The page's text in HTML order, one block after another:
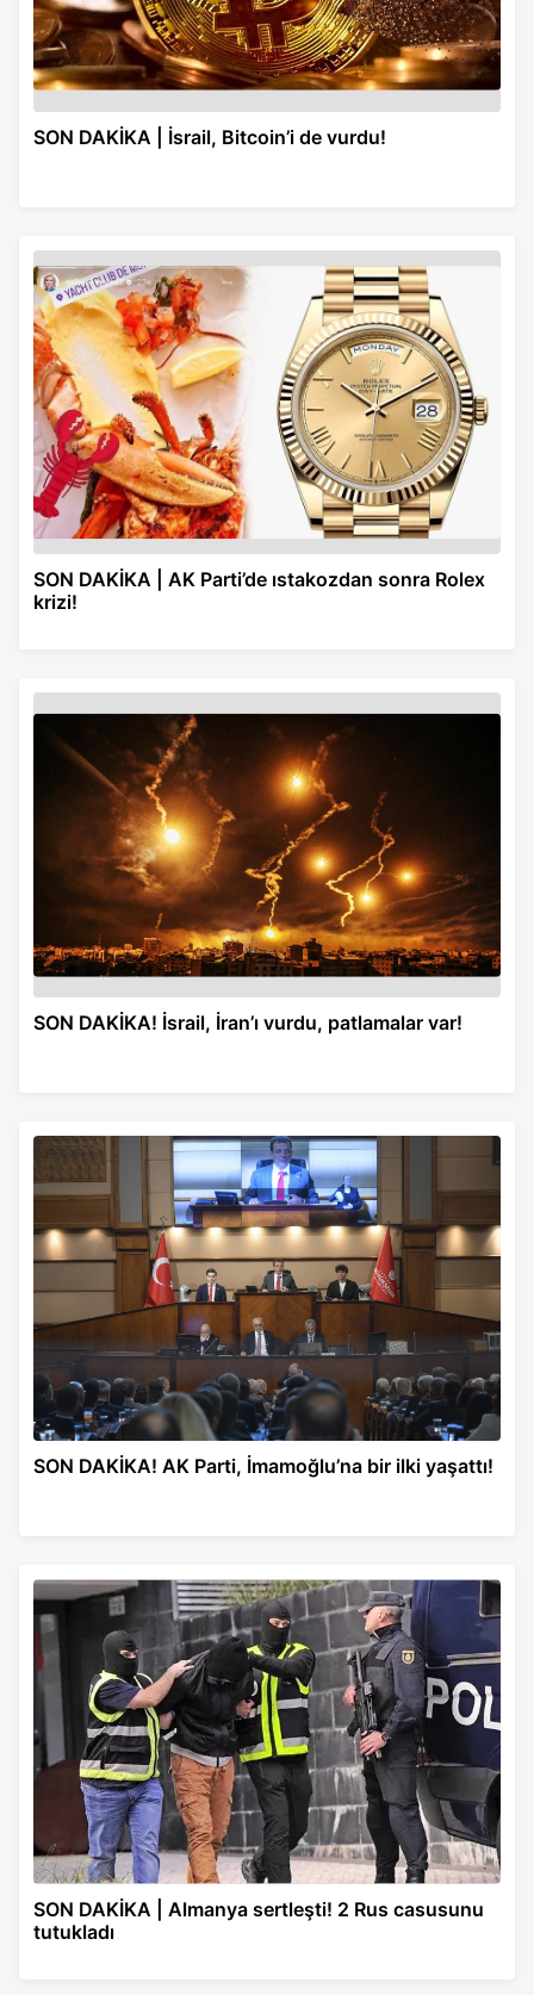
SON DAKİKA | İsrail, Bitcoin’i de vurdu!
SON DAKİKA | AK Parti’de ıstakozdan sonra Rolex
krizi!
SON DAKİKA! İsrail, İran’ı vurdu, patlamalar var!
SON DAKİKA! AK Parti, İmamoğlu’na bir ilki yaşattı!
SON DAKİKA | Almanya sertleşti! 2 Rus casusunu
tutukladı